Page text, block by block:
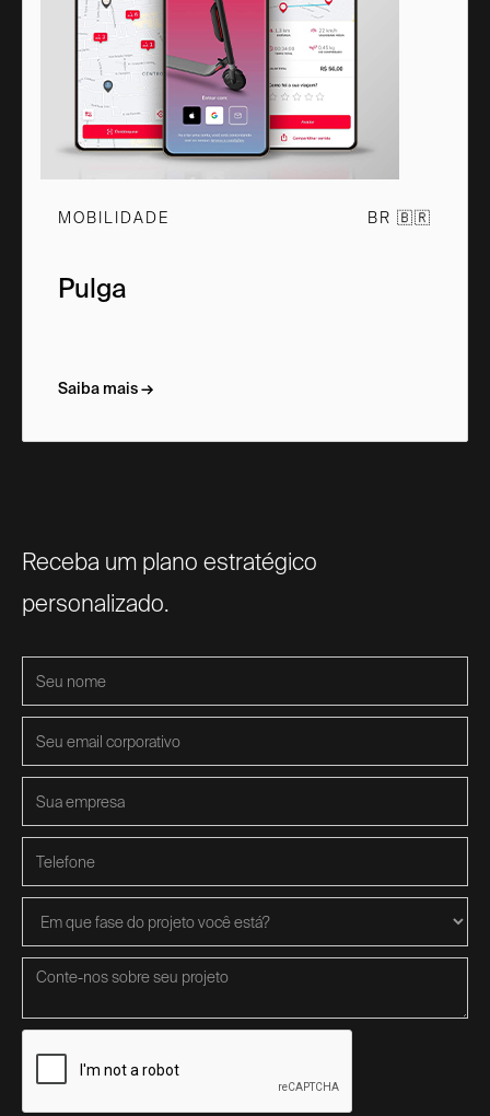
MOBILIDADE BR 🇧🇷
Pulga
Saiba mais →
Receba um plano estratégico
personalizado.